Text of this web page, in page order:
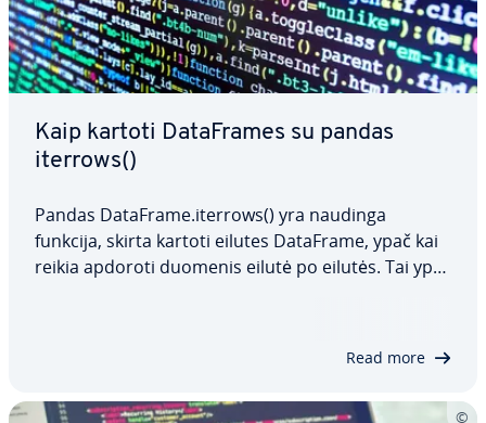
Kaip kartoti Da­taF­ra­mes su pandas
iterrows()
Pandas DataFrame.iterrows() yra naudinga
funkcija, skirta kartoti eilutes DataFrame, ypač kai
reikia apdoroti duomenis eilutė po eilutės. Tai ypač
Read more